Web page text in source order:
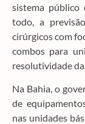
sistema público
todo, a
cirúrgicos com
combos para
resolutividade
Na Bahia, o
de
nas unidades